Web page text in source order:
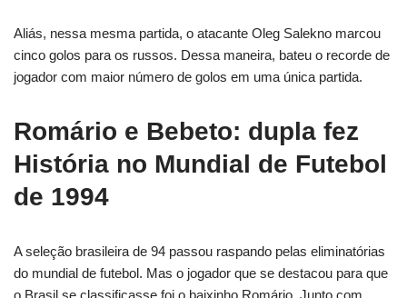
Aliás, nessa mesma partida, o atacante Oleg Salekno marcou
cinco golos para os russos. Dessa maneira, bateu o recorde de
jogador com maior número de golos em uma única partida.
Romário e Bebeto: dupla fez
História no Mundial de Futebol
de 1994
A seleção brasileira de 94 passou raspando pelas eliminatórias
do mundial de futebol. Mas o jogador que se destacou para que
o Brasil se classificasse foi o baixinho Romário. Junto com